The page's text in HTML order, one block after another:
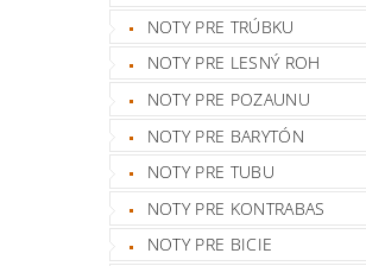
NOTY PRE TRÚBKU
NOTY PRE LESNÝ ROH
NOTY PRE POZAUNU
NOTY PRE BARYTÓN
NOTY PRE TUBU
NOTY PRE KONTRABAS
NOTY PRE BICIE